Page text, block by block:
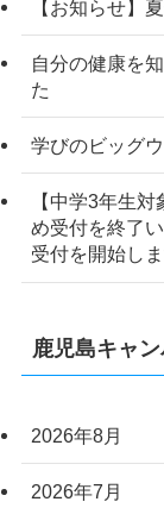
【お知らせ】
自分の健康を
た
学びのビッグ
【中学3年生
め受付を終了
受付を開始しま
鹿児島キャ
2026年8月
2026年7月